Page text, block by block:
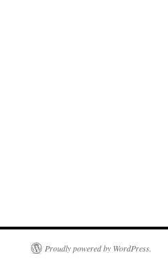
Proudly powered by WordPress.